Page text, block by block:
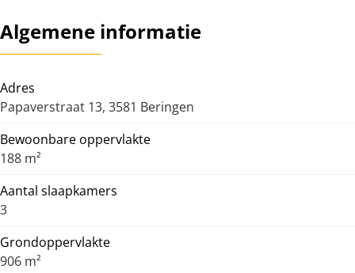
Algemene informatie
Adres
Papaverstraat 13, 3581 Beringen
Bewoonbare oppervlakte
188 m²
Aantal slaapkamers
3
Grondoppervlakte
906 m²